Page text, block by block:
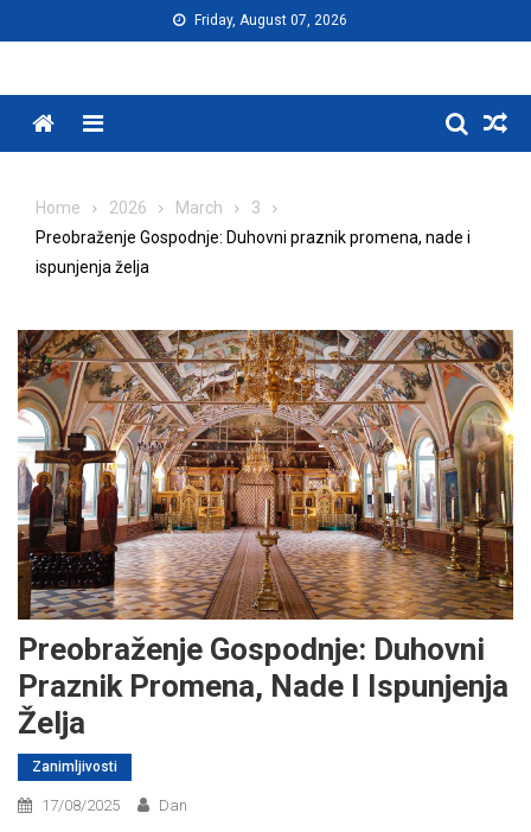
to
Friday, August 07, 2026
Menu
Home 2026 March
3
Preobraženje Gospodnje: Duhovni praznik promena, nade i
ispunjenja želja
Preobraženje Gospodnje: Duhovni
Praznik Promena, Nade I Ispunjenja
Želja
Zanimljivosti
17/08/2025 Dan